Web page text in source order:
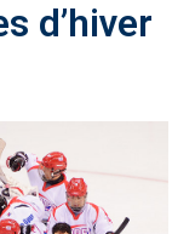
d’hiver